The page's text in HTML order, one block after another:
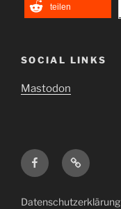
teilen
SOCIAL LINKS
Mastodon
FacebookMastodon
Datenschutzerklärung